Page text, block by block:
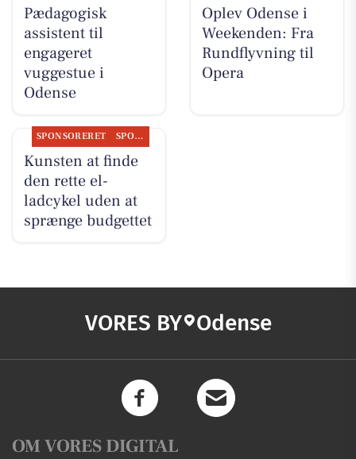
Pædagogisk
assistent til
engageret
vuggestue i
Odense
Oplev Odense i
Weekenden: Fra
Rundflyvning til
Opera
SPONSORERET SPONSORERET INDHOLD
Kunsten at finde
den rette el-
ladcykel uden at
sprænge budgettet
VORES BY Odense
OM VORES DIGITAL